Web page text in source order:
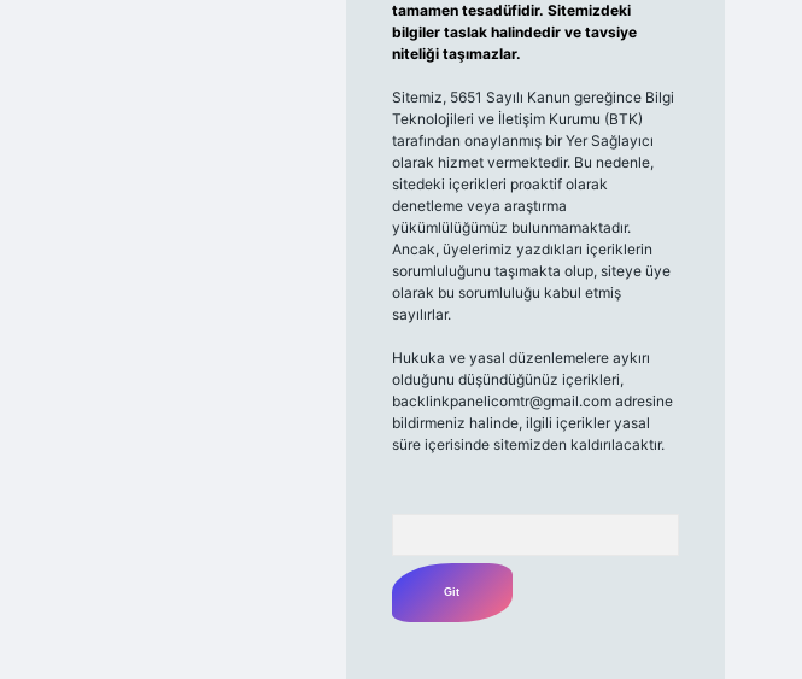
tamamen tesadüfidir. Sitemizdeki
bilgiler taslak halindedir ve tavsiye
niteliği taşımazlar.
Sitemiz, 5651 Sayılı Kanun gereğince Bilgi
Teknolojileri ve İletişim Kurumu (BTK)
tarafından onaylanmış bir Yer Sağlayıcı
olarak hizmet vermektedir. Bu nedenle,
sitedeki içerikleri proaktif olarak
denetleme veya araştırma
yükümlülüğümüz bulunmamaktadır.
Ancak, üyelerimiz yazdıkları içeriklerin
sorumluluğunu taşımakta olup, siteye üye
olarak bu sorumluluğu kabul etmiş
sayılırlar.
Hukuka ve yasal düzenlemelere aykırı
olduğunu düşündüğünüz içerikleri,
backlinkpanelicomtr@gmail.comadresine
bildirmeniz halinde, ilgili içerikler yasal
süre içerisinde sitemizden kaldırılacaktır.